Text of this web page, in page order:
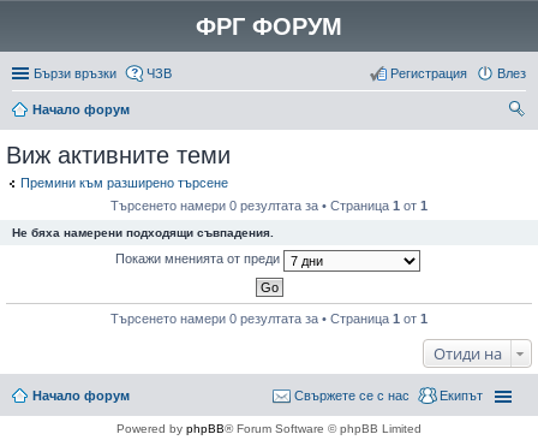
ФРГ ФОРУМ
Бързи връзки ЧЗВ Влез
Регистрация
Начало форум
Виж активните теми
Премини към разширено търсене
Търсенето намери 0 резултата за • Страница 1 от 1
Не бяха намерени подходящи съвпадения.
Покажи мненията от преди
Търсенето намери 0 резултата за • Страница 1 от 1
Отиди на
Начало форум Екипът
Свържете се с нас
Powered by phpBB® Forum Software © phpBB Limited